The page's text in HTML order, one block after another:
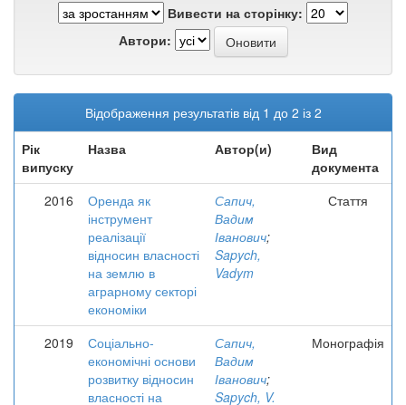
Вивести на сторінку:
Автори:
Відображення результатів від 1 до 2 із 2
Рік
випуску
Назва Автор(и)
Вид
документа
2016
Оренда як
інструмент
реалізації
відносин власності
на землю в
аграрному секторі
економіки
Сапич,
Вадим
Іванович;
Sapych,
Vadym
Стаття
2019
Соціально-
економічні основи
розвитку відносин
власності на
Сапич,
Вадим
Іванович;
Sapych, V.
Монографія